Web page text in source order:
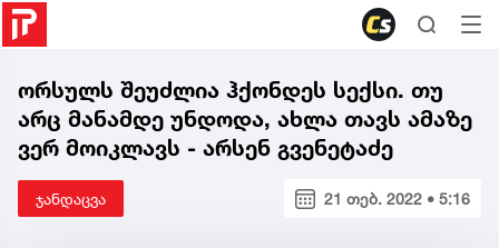
ორსულს შეუძლია ჰქონდეს სექსი. თუ
არც მანამდე უნდოდა, ახლა თავს ამაზე
ვერ მოიკლავს - არსენ გვენეტაძე
ჯანდაცვა 21 თებ. 2022 • 5:16